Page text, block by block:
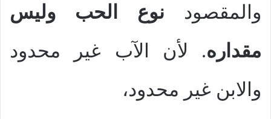
والمقصود نوع الحب وليس
مقداره. لأن الآب غير محدود
والابن غير محدود،